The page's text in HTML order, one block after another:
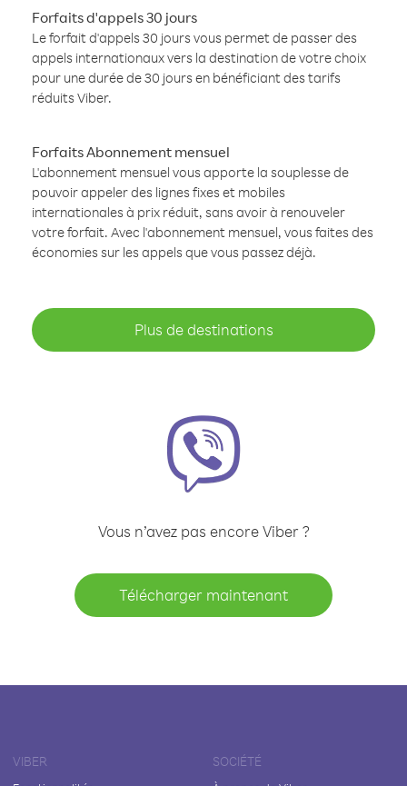
Forfaits d'appels 30 jours
Le forfait d'appels 30 jours vous permet de passer des
appels internationaux vers la destination de votre choix
pour une durée de 30 jours en bénéficiant des tarifs
réduits Viber.
Forfaits Abonnement mensuel
L'abonnement mensuel vous apporte la souplesse de
pouvoir appeler des lignes fixes et mobiles
internationales à prix réduit, sans avoir à renouveler
votre forfait. Avec l'abonnement mensuel, vous faites des
économies sur les appels que vous passez déjà.
Plus de destinations
Vous n’avez pas encore Viber ?
Télécharger maintenant
VIBER SOCIÉTÉ